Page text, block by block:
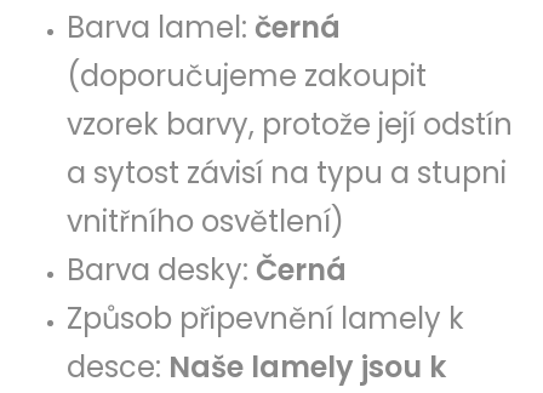
Barva lamel: černá
(doporučujeme zakoupit
vzorek barvy, protože její odstín
a sytost závisí na typu a stupni
vnitřního osvětlení)
Barva desky: Černá
Způsob připevnění lamely k
desce: Naše lamely jsou k